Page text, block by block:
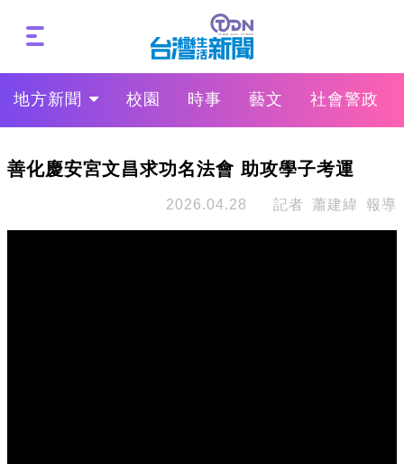
地方新聞 校園 時事 藝文 社會警政
善化慶安宮文昌求功名法會 助攻學子考運
2026.04.28 記者 蕭建緯 報導